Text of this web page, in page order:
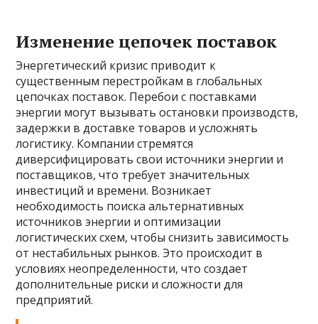
Изменение цепочек поставок
Энергетический кризис приводит к
существенным перестройкам в глобальных
цепочках поставок. Перебои с поставками
энергии могут вызывать остановки производств,
задержки в доставке товаров и усложнять
логистику. Компании стремятся
диверсифицировать свои источники энергии и
поставщиков, что требует значительных
инвестиций и времени. Возникает
необходимость поиска альтернативных
источников энергии и оптимизации
логистических схем, чтобы снизить зависимость
от нестабильных рынков. Это происходит в
условиях неопределенности, что создает
дополнительные риски и сложности для
предприятий.